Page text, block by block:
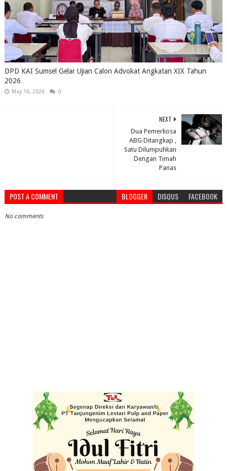
DPD KAI Sumsel Gelar Ujian Calon Advokat Angkatan XIX Tahun
2026
May 16, 2026 0
NEXT
Dua Pemerkosa
ABG Ditangkap ,
Satu Dilumpuhkan
Dengan Timah
Panas
POST A COMMENT BLOGGER DISQUS FACEBOOK
No comments